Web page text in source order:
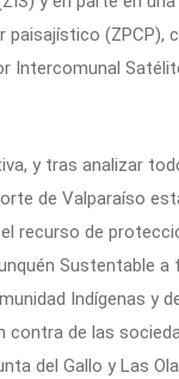
paisajístico (ZPCP),
Intercomunal
y tras analizar
de Valparaíso
recurso de
Sustentable a
Indígenas y
contra de las
del Gallo y Las